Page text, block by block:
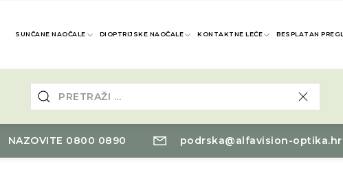
SUNČANE NAOČALE DIOPTRIJSKE NAOČALE KONTAKTNE LEĆE BESPLATAN
NAZOVITE 0800 0890 podrska@alfavision-optika.hr